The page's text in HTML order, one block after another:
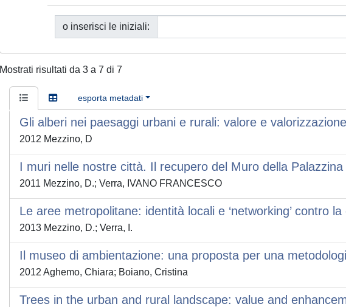
o inserisci le iniziali:
Mostrati risultati da 3 a 7 di 7
esporta metadati
Gli alberi nei paesaggi urbani e rurali: valore e
2012 Mezzino, D
I muri nelle nostre città. Il recupero del Muro della
2011 Mezzino, D.; Verra, IVANO FRANCESCO
Le aree metropolitane: identità locali e ‘networking’ contro
2013 Mezzino, D.; Verra, I.
Il museo di ambientazione: una proposta per una
2012 Aghemo, Chiara; Boiano, Cristina
Trees in the urban and rural landscape: value and